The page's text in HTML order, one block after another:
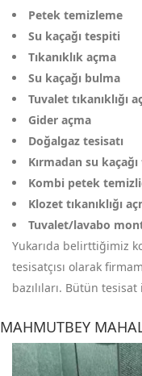
Petek temizleme
Su kaçağı tespiti
Tıkanıklık açma
Su kaçağı bulma
Tuvalet tıkanıklığı
Gider açma
Doğalgaz tesisatı
Kırmadan su
Kombi petek
Klozet tıkanıklığı
Tuvalet/lavabo
Yukarıda belirttiğimiz
tesisatçısı olarak
bazılıları. Bütün
MAHMUTBEY